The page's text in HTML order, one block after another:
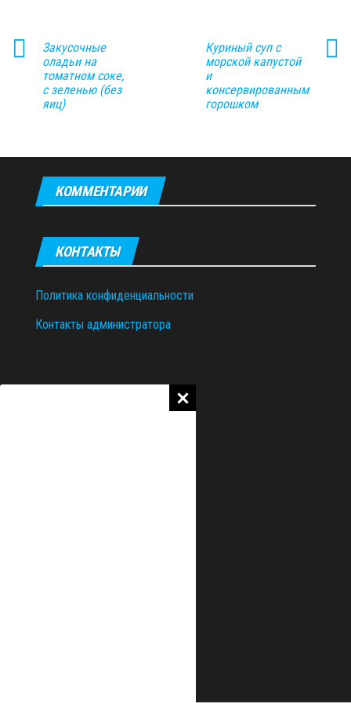
Закусочные
оладьи на
томатном соке,
с зеленью (без
яиц)
Куриный суп с
морской капустой
и
консервированным
горошком
КОММЕНТАРИИ
КОНТАКТЫ
Политика конфиденциальности
Контакты администратора